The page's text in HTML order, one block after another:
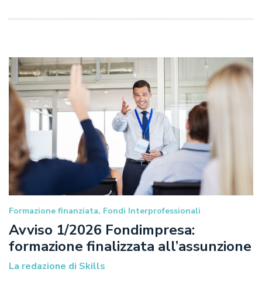
Formazione finanziata, Fondi Interprofessionali
Avviso 1/2026 Fondimpresa:
formazione finalizzata all’assunzione
La redazione di Skills